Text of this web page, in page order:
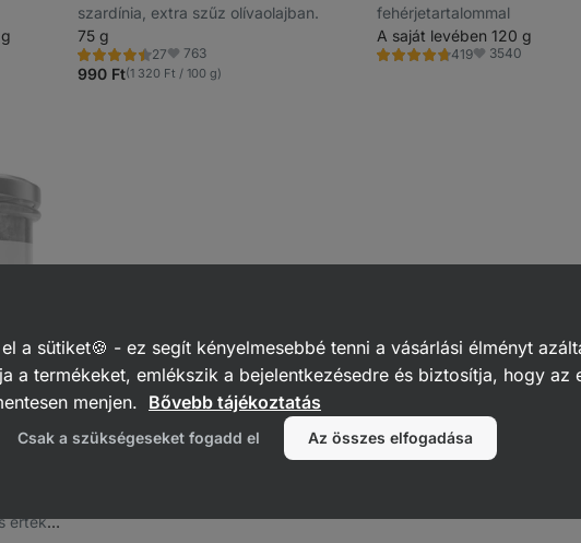
szardínia, extra szűz olívaolajban.
75 g
27
Értékelés
4.5/5,
27
Kedvencek
763
990 Ft(1 320 Ft / 100 g)
fehérjetartalommal
A saját levében 120 g
419
Értékelés
Kedvencek
3540
értékű
a sütiket🍪 - ez segít kényelmesebbé tenni a vásárlási élményt
a termékeket, emlékszik a bejelentkezésedre és biztosítja, hogy az
menjen. Bővebb tájékoztatás
Csak a szükségeseket fogadd el Az összes elfogadása